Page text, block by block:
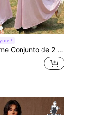
y falda maxi de talla grande con estampado floral, estilo primavera/verano y vacaciones